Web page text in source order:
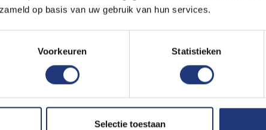
op basis van uw gebruik van hun services.
Voorkeuren Statistieken
Selectie toestaan
de toonbank!